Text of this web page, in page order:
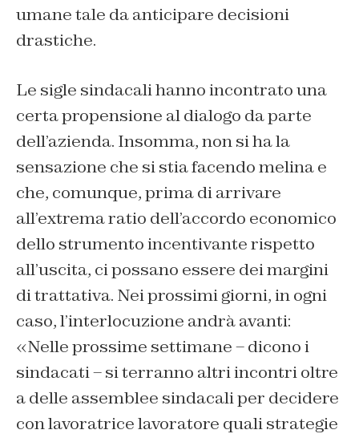
umane tale da anticipare decisioni
drastiche.
Le sigle sindacali hanno incontrato una
certa propensione al dialogo da parte
dell’azienda. Insomma, non si ha la
sensazione che si stia facendo melina e
che, comunque, prima di arrivare
all’extrema ratio dell’accordo economico
dello strumento incentivante rispetto
all’uscita, ci possano essere dei margini
di trattativa. Nei prossimi giorni, in ogni
caso, l’interlocuzione andrà avanti:
«Nelle prossime settimane – dicono i
sindacati – si terranno altri incontri oltre
a delle assemblee sindacali per decidere
con lavoratrice lavoratore quali strategie